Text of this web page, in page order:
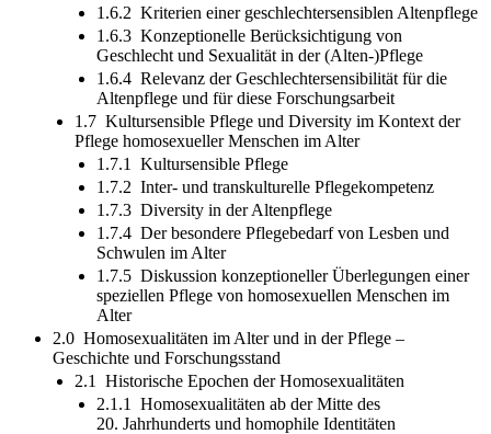
1.6.2 Kriterien einer geschlechtersensiblen Altenpflege
1.6.3 Konzeptionelle Berücksichtigung von
Geschlecht und Sexualität in der (Alten-)Pflege
1.6.4 Relevanz der Geschlechtersensibilität für die
Altenpflege und für diese Forschungsarbeit
1.7 Kultursensible Pflege und Diversity im Kontext der
Pflege homosexueller Menschen im Alter
1.7.1 Kultursensible Pflege
1.7.2 Inter- und transkulturelle Pflegekompetenz
1.7.3 Diversity in der Altenpflege
1.7.4 Der besondere Pflegebedarf von Lesben und
Schwulen im Alter
1.7.5 Diskussion konzeptioneller Überlegungen einer
speziellen Pflege von homosexuellen Menschen im
Alter
2.0 Homosexualitäten im Alter und in der Pflege –
Geschichte und Forschungsstand
2.1 Historische Epochen der Homosexualitäten
2.1.1 Homosexualitäten ab der Mitte des
20. Jahrhunderts und homophile Identitäten